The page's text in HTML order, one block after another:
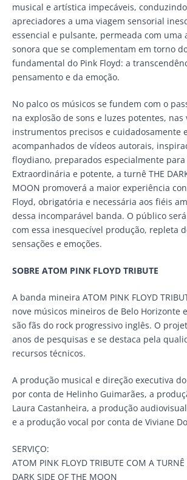
musical e artística impecáveis,
apreciadores a uma viagem sensorial
essencial e pulsante, permeada com uma
sonora que se complementam em torno
fundamental do Pink Floyd: a
pensamento e da emoção.
No palco os músicos se fundem com o
na explosão de sons e luzes potentes, nas
instrumentos precisos e cuidadosamente
acompanhados de vídeos autorais,
floydiano, preparados especialmente para
Extraordinária e potente, a turnê THE
MOON promoverá a maior experiência
Floyd, obrigatória e necessária aos fiéis
dessa incomparável banda. O público
com essa inesquecível produção, repleta
sensações e emoções.
SOBRE ATOM PINK FLOYD TRIBUTE
A banda mineira ATOM PINK FLOYD
nove músicos mineiros de Belo Horizonte
são fãs do rock progressivo inglês. O
anos de pesquisas e se destaca pela
recursos técnicos.
A produção musical e direção executiva
por conta de Helinho Guimarães, a
Laura Castanheira, a produção
e a produção vocal por conta de Viviane
SERVIÇO:
ATOM PINK FLOYD TRIBUTE COM A
DARK SIDE OF THE MOON